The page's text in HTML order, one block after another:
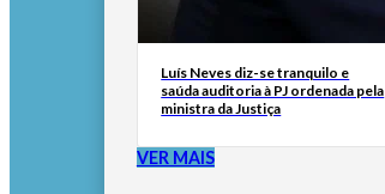
Luís Neves diz-se tranquilo e
saúda auditoria à PJ ordenada pela
ministra da Justiça
VER MAIS